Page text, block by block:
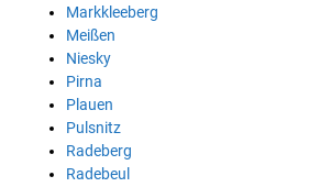
Markkleeberg
Meißen
Niesky
Pirna
Plauen
Pulsnitz
Radeberg
Radebeul